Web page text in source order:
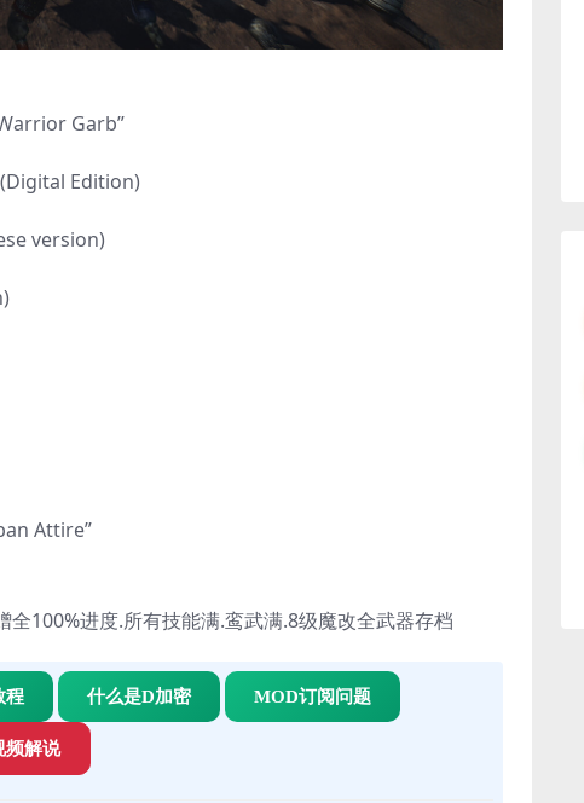
Garb”
(Digital Edition)
version)
Attire”
全100%进度.所有技能满.鸾武满.8级魔改全武器存档
程 什么是D加密 MOD订阅问题
频解说